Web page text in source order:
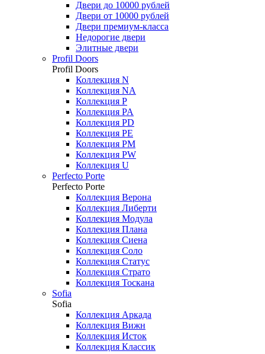
Двери до 10000 рублей
Двери от 10000 рублей
Двери премиум-класса
Недорогие двери
Элитные двери
Profil Doors
Profil Doors
Коллекция N
Коллекция NA
Коллекция P
Коллекция PA
Коллекция PD
Коллекция PE
Коллекция PM
Коллекция PW
Коллекция U
Perfecto Porte
Perfecto Porte
Коллекция Верона
Коллекция Либерти
Коллекция Модула
Коллекция Плана
Коллекция Сиена
Коллекция Соло
Коллекция Статус
Коллекция Страто
Коллекция Тоскана
Sofia
Sofia
Коллекция Аркада
Коллекция Вижн
Коллекция Исток
Коллекция Классик